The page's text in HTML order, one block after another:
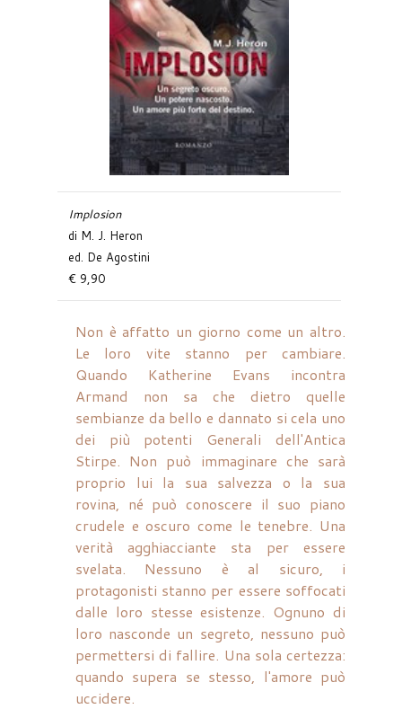
Implosion
di M. J. Heron
ed. De Agostini
€ 9,90
Non è affatto un giorno come un altro.
Le loro vite stanno per cambiare.
Quando Katherine Evans incontra
Armand non sa che dietro quelle
sembianze da bello e dannato si cela uno
dei più potenti Generali dell'Antica
Stirpe. Non può immaginare che sarà
proprio lui la sua salvezza o la sua
rovina, né può conoscere il suo piano
crudele e oscuro come le tenebre. Una
verità agghiacciante sta per essere
svelata. Nessuno è al sicuro, i
protagonisti stanno per essere soffocati
dalle loro stesse esistenze. Ognuno di
loro nasconde un segreto, nessuno può
permettersi di fallire. Una sola certezza:
quando supera se stesso, l'amore può
uccidere.